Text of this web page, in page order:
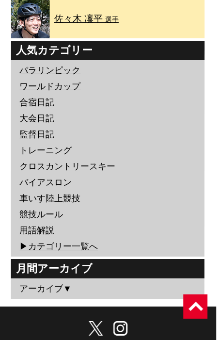
佐々木 凜平選手
人気カテゴリー
パラリンピック
ワールドカップ
合宿日記
大会日記
監督日記
トレーニング
クロスカントリースキー
バイアスロン
車いす陸上競技
競技ルール
用語解説
▶︎カテゴリー一覧へ
月間アーカイブ
アーカイブ▼